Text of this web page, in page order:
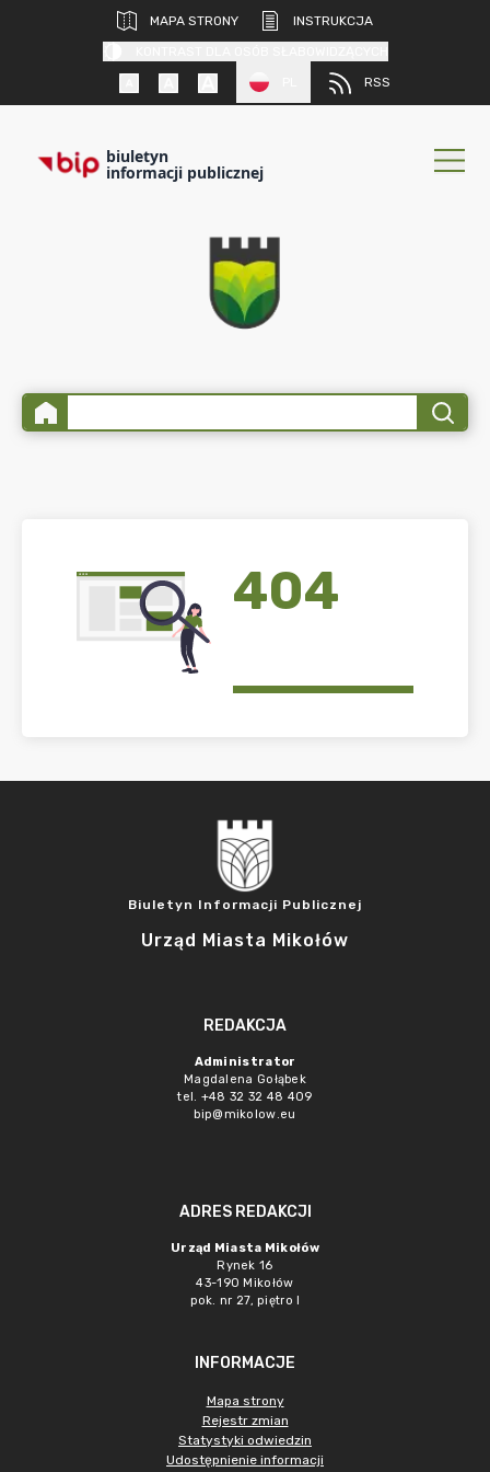
MAPA STRONY
INSTRUKCJA
RSS
biuletyn
informacji publicznej
404
Biuletyn Informacji Publicznej
Urząd Miasta Mikołów
REDAKCJA
Administrator
Magdalena Gołąbek
tel. +48 32 32 48 409
bip@mikolow.eu
ADRES REDAKCJI
Urząd Miasta Mikołów
Rynek 16
43-190 Mikołów
pok. nr 27, piętro I
INFORMACJE
Mapa strony
Rejestr zmian
Statystyki odwiedzin
Udostępnienie informacji